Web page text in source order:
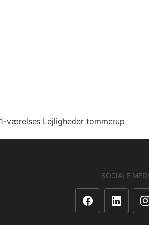
1-værelses Lejligheder tommerup
SOCIALE